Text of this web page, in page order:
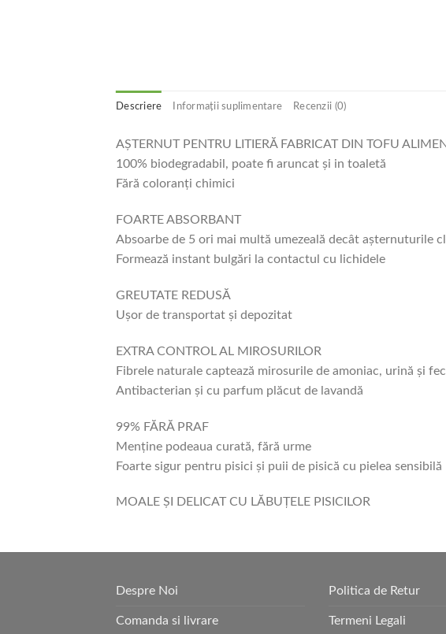
Descriere Informații suplimentare Recenzii (0)
AȘTERNUT PENTRU LITIERĂ FABRICAT DIN TOFU
100% biodegradabil, poate fi aruncat și in toaletă
Fără coloranți chimici
FOARTE ABSORBANT
Absoarbe de 5 ori mai multă umezeală decât așternuturile
Formează instant bulgări la contactul cu lichidele
GREUTATE REDUSĂ
Ușor de transportat și depozitat
EXTRA CONTROL AL MIROSURILOR
Fibrele naturale captează mirosurile de amoniac, urină și
Antibacterian și cu parfum plăcut de lavandă
99% FĂRĂ PRAF
Menține podeaua curată, fără urme
Foarte sigur pentru pisici și puii de pisică cu pielea sensibilă
MOALE ȘI DELICAT CU LĂBUȚELE PISICILOR
Despre Noi
Comanda si livrare
Politica de Retur
Termeni Legali